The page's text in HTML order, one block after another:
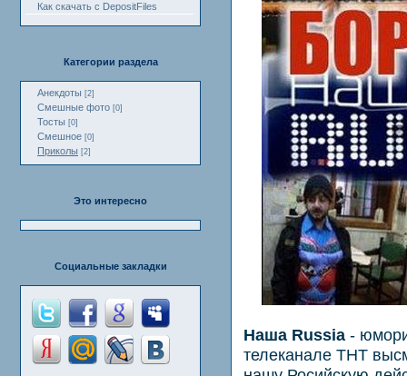
Как скачать с DepositFiles
Категории раздела
Анекдоты [2]
Смешные фото [0]
Тосты [0]
Смешное [0]
Приколы [2]
Это интересно
Социальные закладки
Наша Russia -
телеканале ТНТ